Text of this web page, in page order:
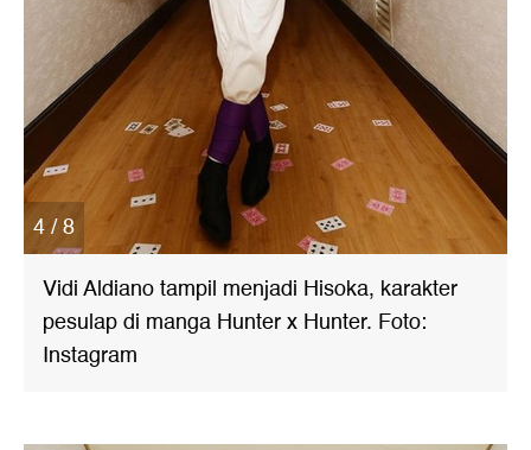
4 / 8
Vidi Aldiano tampil menjadi Hisoka, karakter
pesulap di manga Hunter x Hunter. Foto:
Instagram